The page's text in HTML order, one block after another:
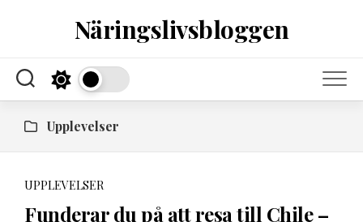
Näringslivsbloggen
Upplevelser
UPPLEVELSER
Funderar du på att resa till Chile –